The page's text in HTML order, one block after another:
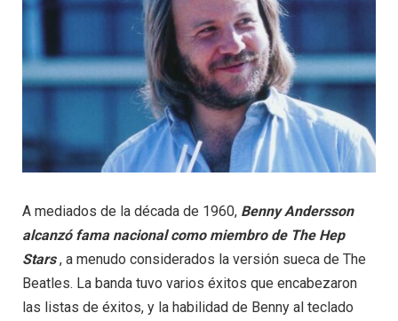
A mediados de la década de 1960, Benny Andersson
alcanzó fama nacional como miembro de The Hep
Stars, a menudo considerados la versión sueca de The
Beatles. La banda tuvo varios éxitos que encabezaron
las listas de éxitos, y la habilidad de Benny al teclado